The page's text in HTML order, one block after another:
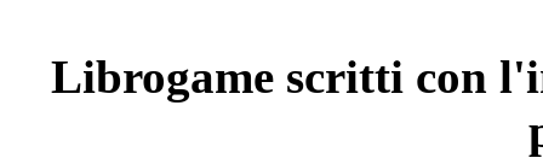
Librogame scritti con